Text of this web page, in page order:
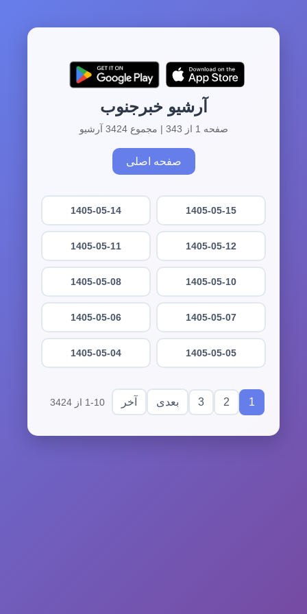
آرشیو خبرجنوب
صفحه 1 از 343 | مجموع 3424 آرشیو
صفحه اصلی
1405-05-15
1405-05-14
1405-05-12
1405-05-11
1405-05-10
1405-05-08
1405-05-07
1405-05-06
1405-05-05
1405-05-04
1
2
3 بعدی آخر 1-10 از 3424